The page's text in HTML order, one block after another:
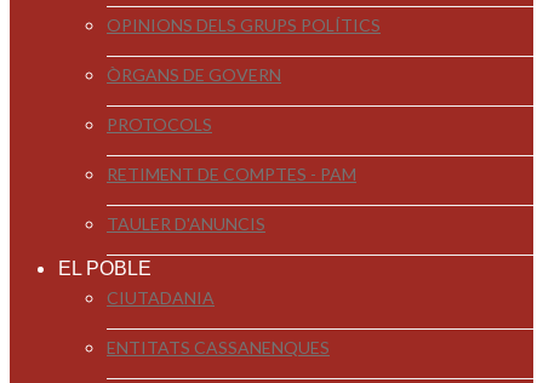
OPINIONS DELS GRUPS POLÍTICS
ÒRGANS DE GOVERN
PROTOCOLS
RETIMENT DE COMPTES - PAM
TAULER D'ANUNCIS
EL POBLE
CIUTADANIA
ENTITATS CASSANENQUES